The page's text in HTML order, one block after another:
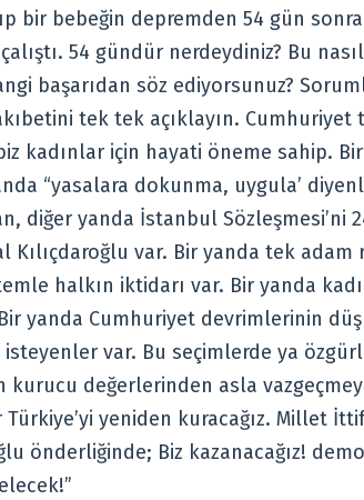
bir bebeğin depremden 54 gün
54 gündür nerdeydiniz? Bu
başarıdan söz ediyorsunuz?
tek tek açıklayın.
kadınlar için hayati öneme sahip.
“yasalara dokunma, uygula’
diğer yanda İstanbul
Kılıçdaroğlu var. Bir yanda tek
halkın iktidarı var. Bir yanda
yanda Cumhuriyet devrimlerinin
var. Bu seçimlerde ya
kurucu değerlerinden asla
yeniden kuracağız. Millet
önderliğinde; Biz kazanacağız!